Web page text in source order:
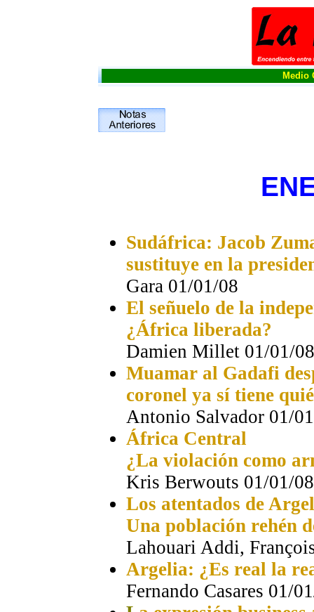
Medio
Sudáfrica: Jacob
sustituye en la
Gara 01/01/08
El señuelo de la
¿África liberada?
Damien Millet 01/01/08
Muamar al Gadafi
coronel ya sí tiene
Antonio Salvador 01/
África Central
¿La violación como
Kris Berwouts 01/01/08
Los atentados de Argel
Una población rehén
Lahouari Addi,
Argelia: ¿Es real la
Fernando Casares 01/